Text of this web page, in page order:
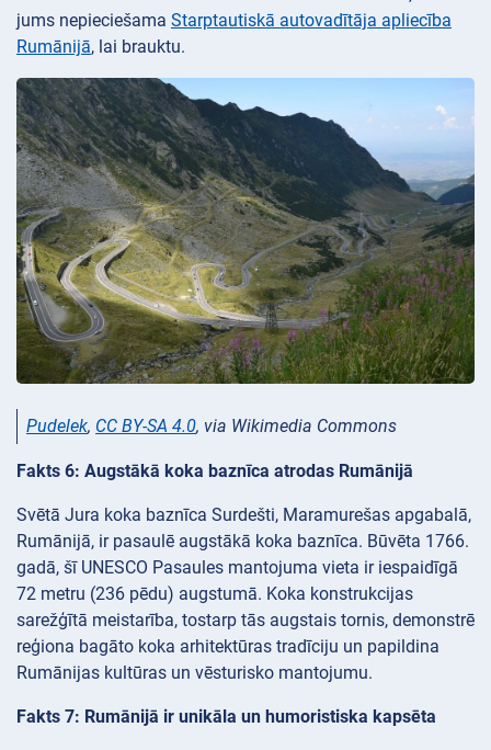
jums nepieciešama Starptautiskā autovadītāja apliecība
Rumānijā, lai brauktu.
Pudelek, CC BY-SA 4.0, via Wikimedia Commons
Fakts 6: Augstākā koka baznīca atrodas Rumānijā
Svētā Jura koka baznīca Surdešti, Maramurešas apgabalā,
Rumānijā, ir pasaulē augstākā koka baznīca. Būvēta 1766.
gadā, šī UNESCO Pasaules mantojuma vieta ir iespaidīgā
72 metru (236 pēdu) augstumā. Koka konstrukcijas
sarežģītā meistarība, tostarp tās augstais tornis, demonstrē
reģiona bagāto koka arhitektūras tradīciju un papildina
Rumānijas kultūras un vēsturisko mantojumu.
Fakts 7: Rumānijā ir unikāla un humoristiska kapsēta